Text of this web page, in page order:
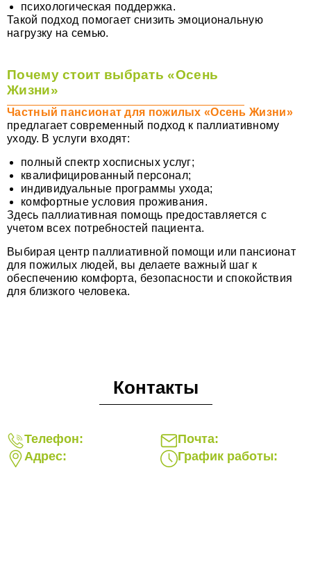
психологическая поддержка.
Такой подход помогает снизить эмоциональную
нагрузку на семью.
Почему стоит выбрать «Осень
Жизни»
Частный пансионат для пожилых «Осень Жизни»
предлагает современный подход к паллиативному
уходу. В услуги входят:
полный спектр хосписных услуг;
квалифицированный персонал;
индивидуальные программы ухода;
комфортные условия проживания.
Здесь паллиативная помощь предоставляется с
учетом всех потребностей пациента.
Выбирая центр паллиативной помощи или пансионат
для пожилых людей, вы делаете важный шаг к
обеспечению комфорта, безопасности и спокойствия
для близкого человека.
Контакты
Телефон:
Почта:
Адрес:
График работы: